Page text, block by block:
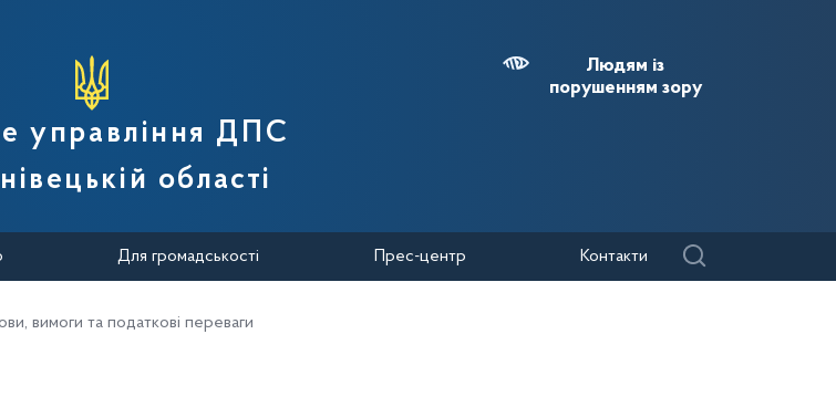
служби України
управління ДПС
області
Людям із
порушенням зору
Для громадськості Прес-центр Контакти
вимоги та податкові переваги